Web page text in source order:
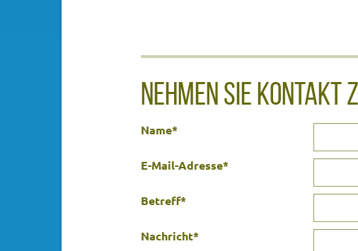
NEHMEN SIE KONTAKT
Name*
E-Mail-Adresse*
Betreff*
Nachricht*